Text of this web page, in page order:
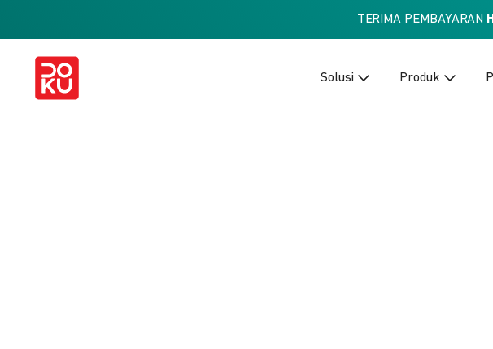
TERIMA PEMBAYARAN
Solusi Produk